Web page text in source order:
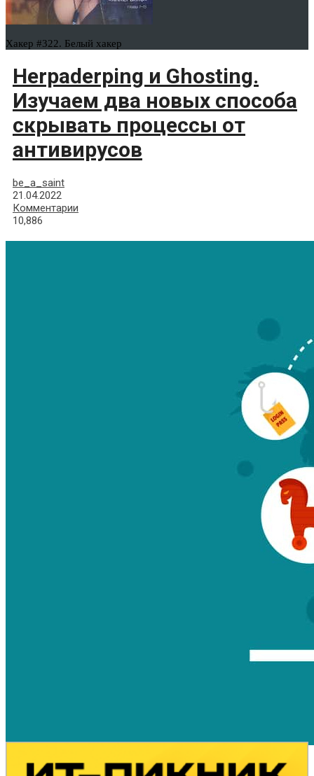
Хакер #322. Белый хакер
Herpaderping и Ghosting.
Изучаем два новых способа
скрывать процессы от
антивирусов
be_a_saint
21.04.2022
Комментарии
10,886